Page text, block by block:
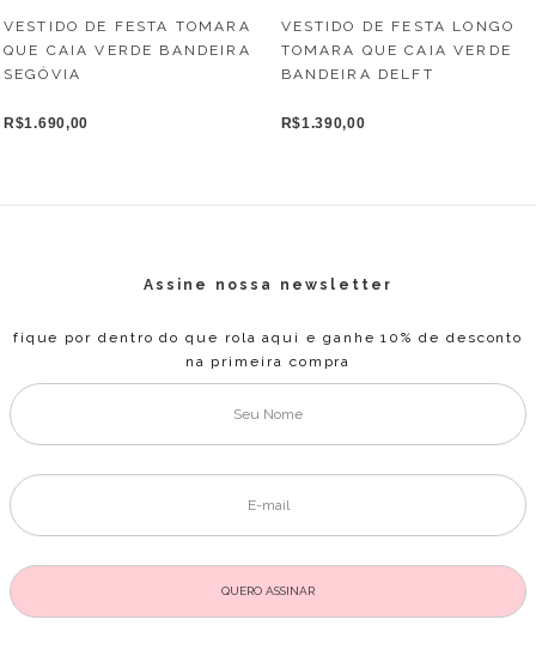
VESTIDO DE FESTA TOMARA
QUE CAIA VERDE BANDEIRA
SEGÓVIA
R$1.690,00
VESTIDO DE FESTA LONGO
TOMARA QUE CAIA VERDE
BANDEIRA DELFT
R$1.390,00
Assine nossa newsletter
fique por dentro do que rola aqui e ganhe 10% de desconto
na primeira compra